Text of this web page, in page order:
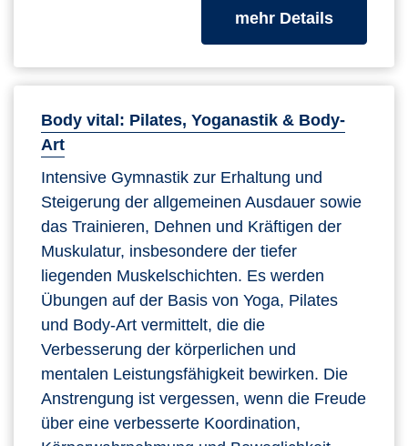
mehr Detailszum
Body vital: Pilates, Yoganastik & Body-
Art
Intensive Gymnastik zur Erhaltung und
Steigerung der allgemeinen Ausdauer sowie
das Trainieren, Dehnen und Kräftigen der
Muskulatur, insbesondere der tiefer
liegenden Muskelschichten. Es werden
Übungen auf der Basis von Yoga, Pilates
und Body-Art vermittelt, die die
Verbesserung der körperlichen und
mentalen Leistungsfähigkeit bewirken. Die
Anstrengung ist vergessen, wenn die Freude
über eine verbesserte Koordination,